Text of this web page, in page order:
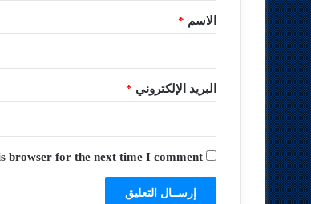
*الاسم *
البريد الإلكتروني *
browser for the next time I comment.